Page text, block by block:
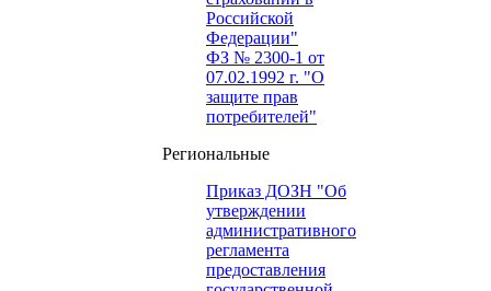
Российской
Федерации"
ФЗ № 2300-1 от
07.02.1992 г. "О
защите прав
потребителей"
Региональные
Приказ ДОЗН "Об
утверждении
административного
регламента
предоставления